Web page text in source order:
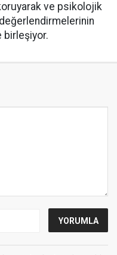
ve psikolojik
değerlendirmelerinin
birleşiyor.